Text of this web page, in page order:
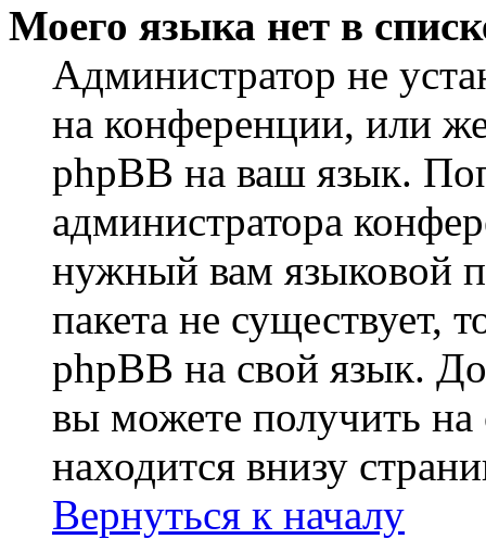
Моего языка нет в
Администратор не
на конференции, или
phpBB на ваш язык.
администратора
нужный вам языковой
пакета не существует,
phpBB на свой язык.
вы можете получить на
находится внизу
Вернуться к началу